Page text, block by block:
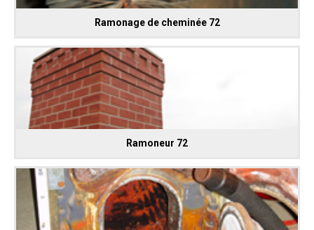
Ramonage de cheminée 72
Ramoneur 72